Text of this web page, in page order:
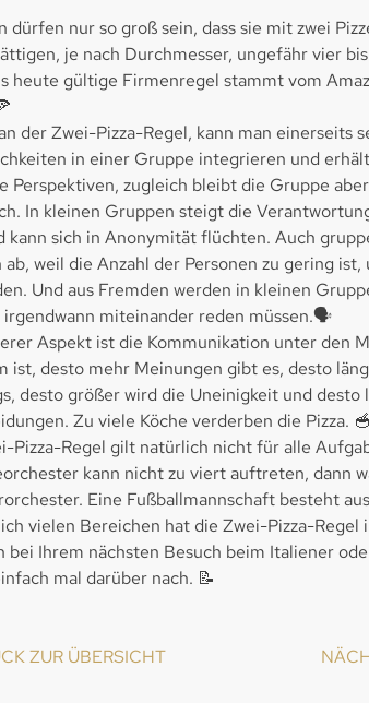
dürfen nur so groß sein, dass sie mit zwei
je nach Durchmesser, ungefähr vier
heute gültige Firmenregel stammt vom
der Zwei-Pizza-Regel, kann man einerseits
in einer Gruppe integrieren und
Perspektiven, zugleich bleibt die Gruppe
In kleinen Gruppen steigt die
kann sich in Anonymität flüchten. Auch
ab, weil die Anzahl der Personen zu gering ist,
Und aus Fremden werden in kleinen
irgendwann miteinander reden müssen.🗣️
Aspekt ist die Kommunikation unter den
ist, desto mehr Meinungen gibt es, desto
desto größer wird die Uneinigkeit und desto
Zu viele Köche verderben die Pizza. 🥣
Pizza-Regel gilt natürlich nicht für alle
kann nicht zu viert auftreten, dann
Eine Fußballmannschaft besteht
vielen Bereichen hat die Zwei-Pizza-Regel
bei Ihrem nächsten Besuch beim Italiener
mal darüber nach. 📝
ZUR ÜBERSICHT